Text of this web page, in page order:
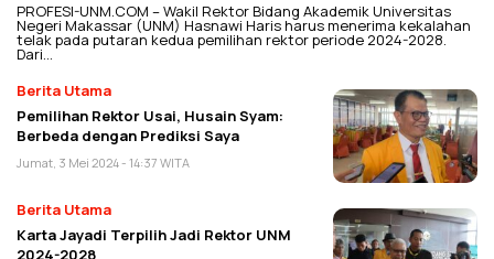
PROFESI-UNM.COM – Wakil Rektor Bidang Akademik Universitas
Negeri Makassar (UNM) Hasnawi Haris harus menerima kekalahan
telak pada putaran kedua pemilihan rektor periode 2024-2028.
Dari…
Berita Utama
Pemilihan Rektor Usai, Husain Syam:
Berbeda dengan Prediksi Saya
Jumat, 3 Mei 2024 - 14:37 WITA
Berita Utama
Karta Jayadi Terpilih Jadi Rektor UNM
2024-2028